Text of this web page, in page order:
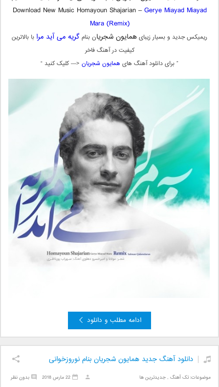
Download New Music Homayoun Shajarian –Gerye Miayad Miayad
Mara (Remix)
ریمیکس جدید و بسیار زیبایهمایون شجریان بنام گریه می آید مرا با بالاترین
کیفیت در آهنگ فاخر
” برای دانلود آهنگ های همایون شجریان <— کلیک کنید “
ادامه مطلب و دانلود
دانلود آهنگ جدید همایون شجریان بنام نوروزخوانی
موضوعات:تک آهنگ ,جدیدترین ها بدون نظر 22 مارس 2018